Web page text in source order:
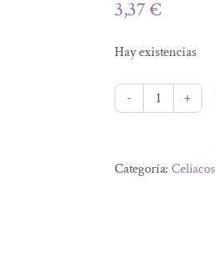
3,37€
Hay existencias
VAINILLA
AZUCAR
Categoría:Celíacos